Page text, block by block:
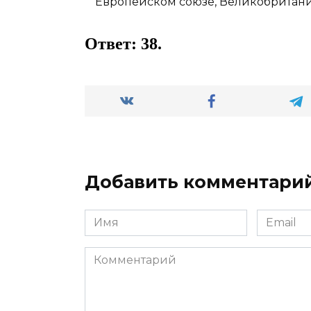
Ответ: 38.
Добавить
Имя
*
Email
*
Комментарий